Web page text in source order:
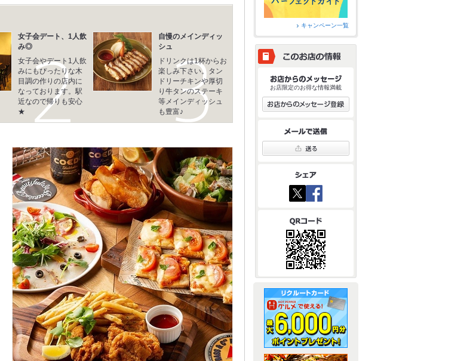
女子会デート、1人飲
み◎
女子会やデート1人飲
みにもぴったりな木
目調の作りの店内に
なっております。駅
近なので帰りも安心
★
自慢のメインディッ
シュ
ドリンクは1杯からお
楽しみ下さい。タン
ドリーチキンや厚切
り牛タンのステーキ
等メインディッシュ
も豊富♪
キャンペーン一覧
お店限定のお得な情報満載